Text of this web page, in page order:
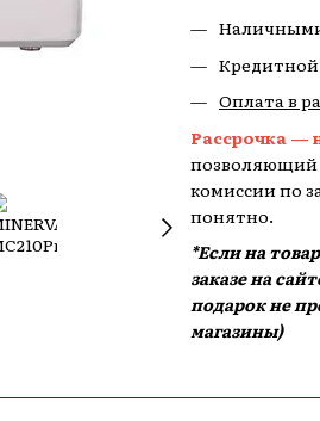
Оплата в
Рассрочка —
позволяющий
комиссии по
понятно.
*Если на
заказе на
подарок не
магазины)